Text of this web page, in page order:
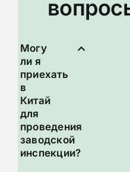
Могу
ли я
приехать
в
Китай
для
проведения
заводской
инспекции?